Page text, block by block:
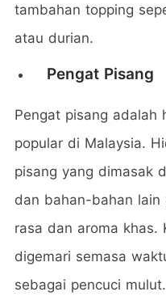
tambahan topping
atau durian.
Pengat Pisang
Pengat pisang adalah
popular di Malaysia.
pisang yang dimasak
dan bahan-bahan lain
rasa dan aroma khas.
digemari semasa
sebagai pencuci mulut.